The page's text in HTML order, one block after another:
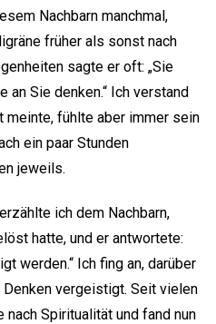
Nachbarn manchmal,
früher als sonst nach
sagte er oft: „Sie
an Sie denken.“ Ich verstand
meinte, fühlte aber immer sein
ein paar Stunden
jeweils.
ich dem Nachbarn,
hatte, und er antwortete:
werden.“ Ich fing an, darüber
vergeistigt. Seit vielen
nach Spiritualität und fand nun